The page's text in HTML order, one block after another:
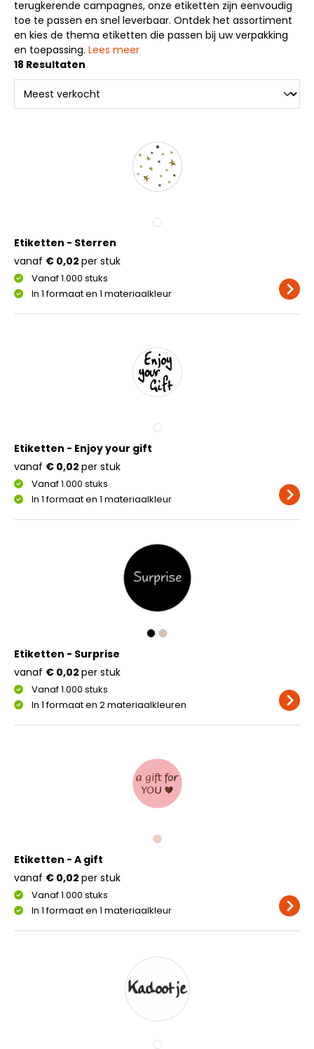
terugkerende campagnes, onze etiketten zijn eenvoudig
toe te passen en snel leverbaar. Ontdek het assortiment
en kies de thema etiketten die passen bij uw verpakking
en toepassing. Lees meer
18 Resultaten
Etiketten - Sterren
Vanaf 1.000 stuks
In 1 formaat en 1 materiaalkleur
vanaf € 0,02 per stuk
Etiketten - Enjoy your gift
Vanaf 1.000 stuks
In 1 formaat en 1 materiaalkleur
vanaf € 0,02 per stuk
Etiketten - Surprise
Vanaf 1.000 stuks
In 1 formaat en 2 materiaalkleuren
vanaf € 0,02 per stuk
Etiketten - A gift
Vanaf 1.000 stuks
In 1 formaat en 1 materiaalkleur
vanaf € 0,02 per stuk